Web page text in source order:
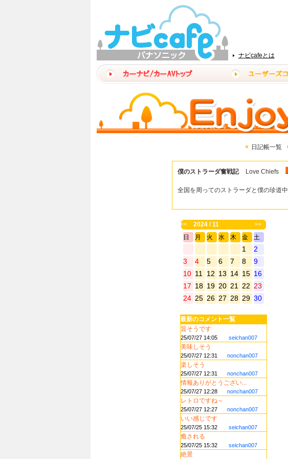
ナビcafeとは
日記帳一覧
僕のストラーダ奮戦記 Love Chiefs
全国を周ってのストラーダと僕の珍道中
<< 2024 / 11
>>
日
月 火 水 木 金 土
1
2
3
4 5 6 7 8
9
10 11 12 13 14 15 16
17 18 19 20 21 22 23
24 25 26 27 28 29 30
最新のコメント一覧
旨そうです
25/07/27 14:05 seichan007
美味しそう
25/07/27 12:31 nonchan007
楽しそう
25/07/27 12:31 nonchan007
情報ありがとうござい...
25/07/27 12:28 nonchan007
レトロですね～
25/07/27 12:27 nonchan007
いい感じです
25/07/25 15:32 seichan007
癒される
25/07/25 15:32 seichan007
絶景